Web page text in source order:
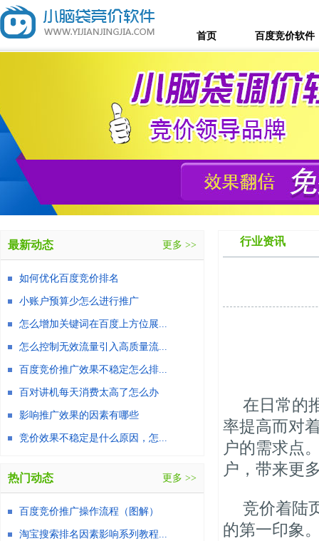
首页 百度竞价软件
行业资讯
在日常的
率提高而对
户的需求点
户，带来更
竞价着陆
的第一印象
最新动态 更多 >>
如何优化百度竞价排名
小账户预算少怎么进行推广
怎么增加关键词在百度上方位展...
怎么控制无效流量引入高质量流...
百度竞价推广效果不稳定怎么排...
百对讲机每天消费太高了怎么办
影响推广效果的因素有哪些
竞价效果不稳定是什么原因，怎...
热门动态 更多 >>
百度竞价推广操作流程（图解）
淘宝搜索排名因素影响系列教程...